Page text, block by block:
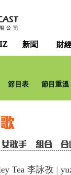
新聞 財
節目表 節目重溫
Tea 李詠孜 |